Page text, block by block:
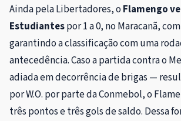
Ainda pela Libertadores, o Flamengo
Estudiantespor 1 a 0, no Maracanã,
garantindo a classificação com uma
antecedência. Caso a partida contra o
adiada em decorrência de brigas —
por W.O. por parte da Conmebol, o
três pontos e três gols de saldo. Dessa